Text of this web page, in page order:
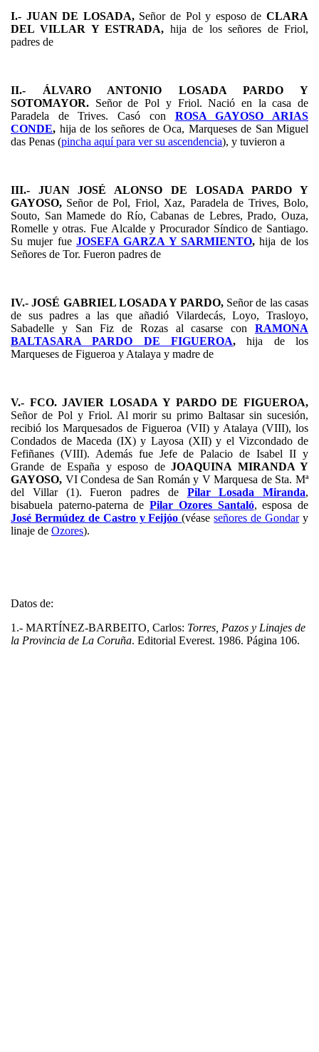
I.- JUAN DE LOSADA, Señor de Pol y esposo de CLARA
DEL VILLAR Y ESTRADA, hija de los señores de Friol,
padres de
II.- ÁLVARO ANTONIO LOSADA PARDO Y
SOTOMAYOR. Señor de Pol y Friol. Nació en la casa de
Paradela de Trives. Casó con
ROSA GAYOSO ARIAS
CONDE, hija de los señores de Oca, Marqueses de San Miguel
das Penas (pincha aquí para ver su ascendencia), y tuvieron a
III.- JUAN JOSÉ ALONSO DE LOSADA PARDO Y
GAYOSO, Señor de Pol, Friol, Xaz, Paradela de Trives, Bolo,
Souto, San Mamede do Río, Cabanas de Lebres, Prado, Ouza,
Romelle y otras. Fue Alcalde y Procurador Síndico de Santiago.
Su mujer fue JOSEFA GARZA Y SARMIENTO,hija de los
Señores de Tor. Fueron padres de
IV.- JOSÉ GABRIEL LOSADA Y PARDO, Señor de las casas
de sus padres a las que añadió Vilardecás, Loyo, Trasloyo,
Sabadelle y San Fiz de Rozas al casarse con
RAMONA
BALTASARA PARDO DE FIGUEROA,hija de los
Marqueses de Figueroa y Atalaya y madre de
V.- FCO. JAVIER LOSADA Y PARDO DE FIGUEROA,
Señor de Pol y Friol. Al morir su primo Baltasar sin sucesión,
recibió los Marquesados de Figueroa (VII) y Atalaya (VIII), los
Condados de Maceda (IX) y Layosa (XII) y el Vizcondado de
Fefiñanes (VIII). Además fue Jefe de Palacio de Isabel II y
Grande de España y esposo deJOAQUINA MIRANDA Y
GAYOSO, VI Condesa de San Román y V Marquesa de Sta. Mª
del Villar (1). Fueron padres de Pilar Losada Miranda,
bisabuela paterno-paterna dePilar Ozores Santaló, esposa de
José Bermúdez de Castro y Feijóo(véaseseñores de Gondary
linaje de Ozores).
Datos de:
1.- MARTÍNEZ-BARBEITO, Carlos: Torres, Pazos y Linajes de
la Provincia de La Coruña. Editorial Everest. 1986. Página 106.